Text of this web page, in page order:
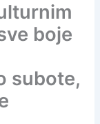
boje
subote,